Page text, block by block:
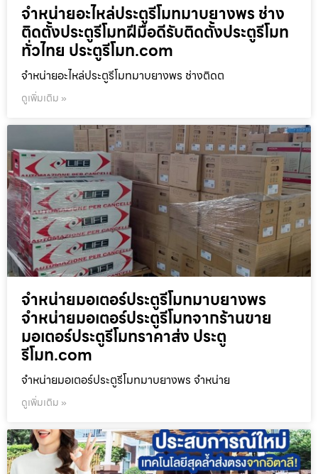
จำหน่ายอะไหล่ประตูรีโมทมาบยางพร ช่าง
ติดตั้งประตูรีโมทฝีมือดีรับติดตั้งประตูรีโมท
ทั่วไทย ประตูรีโมท.com
จำหน่ายอะไหล่ประตูรีโมทมาบยางพร ช่างติดต
ดูเพิ่มเติม »
จำหน่ายมอเตอร์ประตูรีโมทมาบยางพร
จำหน่ายมอเตอร์ประตูรีโมทจากร้านขาย
มอเตอร์ประตูรีโมทราคาส่ง ประตู
รีโมท.com
จำหน่ายมอเตอร์ประตูรีโมทมาบยางพร จำหน่าย
ดูเพิ่มเติม »